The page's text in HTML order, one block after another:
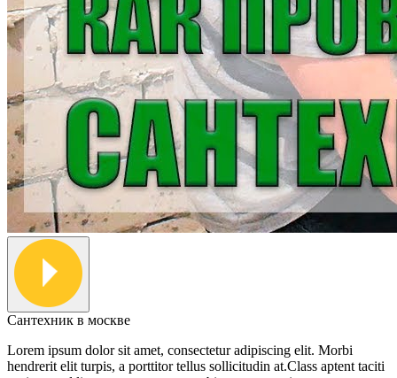
Сантехник в москве
Lorem ipsum dolor sit amet, consectetur adipiscing elit. Morbi
hendrerit elit turpis, a porttitor tellus sollicitudin at.Class aptent taciti